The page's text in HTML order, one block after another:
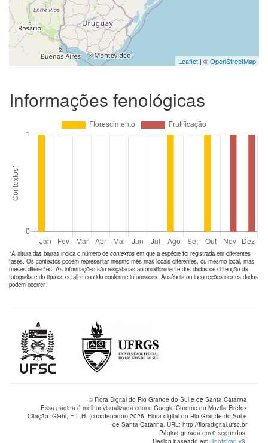
Leaflet | ©OpenStreetMap
Informações fenológicas
*A altura das barras indica o número de contextos em que a espécie foi registrada em diferentes
fases. Os contextos podem representar mesmo mês mas locais diferentes, ou mesmo local, mas
meses diferentes. As informações são resgatadas automaticamente dos dados de obtenção da
fotografia e do tipo de detalhe contido conforme informados. Ausência ou incorreções nestes dados
podem ocorrer.
© Flora Digital do Rio Grande do Sul e de Santa Catarina
Essa página é melhor visualizada com o Google Chrome ou Mozilla Firefox
Citação: Giehl, E.L.H. (coordenador) 2026. Flora digital do Rio Grande do Sul e
de Santa Catarina. URL: http://floradigital.ufsc.br
Página gerada em 0 segundos.